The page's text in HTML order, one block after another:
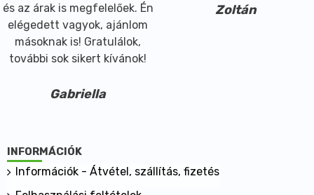
és az árak is megfelelőek. Én
elégedett vagyok, ajánlom
másoknak is! Gratulálok,
további sok sikert kívánok!
Gabriella
Zoltán
INFORMÁCIÓK
Információk - Átvétel, szállítás, fizetés